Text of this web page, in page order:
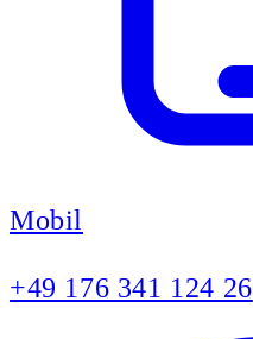
Mobil
+49 176 341 124 26